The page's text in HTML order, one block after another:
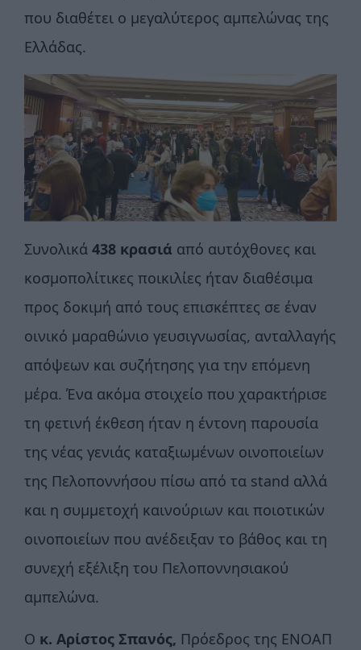
που διαθέτει ο μεγαλύτερος αμπελώνας της
Ελλάδας.
Συνολικά 438 κρασιά από αυτόχθονες και
κοσμοπολίτικες ποικιλίες ήταν διαθέσιμα
προς δοκιμή από τους επισκέπτες σε έναν
οινικό μαραθώνιο γευσιγνωσίας, ανταλλαγής
απόψεων και συζήτησης για την επόμενη
μέρα. Ένα ακόμα στοιχείο που χαρακτήρισε
τη φετινή έκθεση ήταν η έντονη παρουσία
της νέας γενιάς καταξιωμένων οινοποιείων
της Πελοποννήσου πίσω από τα stand αλλά
και η συμμετοχή καινούριων και ποιοτικών
οινοποιείων που ανέδειξαν το βάθος και τη
συνεχή εξέλιξη του Πελοποννησιακού
αμπελώνα.
Ο κ. Αρίστος Σπανός, Πρόεδρος της ΕΝΟΑΠ